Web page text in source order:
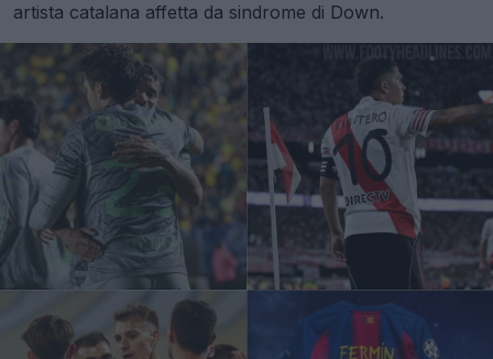
artista catalana affetta da sindrome di Down.